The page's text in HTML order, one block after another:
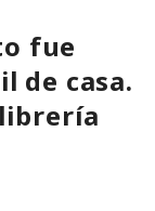
fue
de casa.